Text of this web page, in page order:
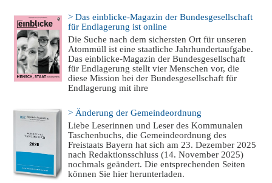
> Das einblicke-Magazin der Bundesgesellschaft
für Endlagerung ist online
Die Suche nach dem sichersten Ort für unseren
Atommüll ist eine staatliche Jahrhundertaufgabe.
Das einblicke-Magazin der Bundesgesellschaft
für Endlagerung stellt vier Menschen vor, die
diese Mission bei der Bundesgesellschaft für
Endlagerung mit ihre
> Änderung der Gemeindeordnung
Liebe Leserinnen und Leser des Kommunalen
Taschenbuchs, die Gemeindeordnung des
Freistaats Bayern hat sich am 23. Dezember 2025
nach Redaktionsschluss (14. November 2025)
nochmals geändert. Die entsprechenden Seiten
können Sie hier herunterladen.